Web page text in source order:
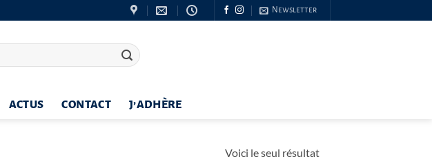
Newsletter
ACTUS CONTACT J’ADHÈRE
Voici le seul résultat